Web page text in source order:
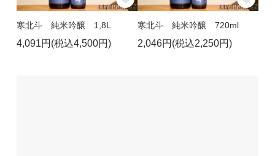
寒北斗 純米吟醸 1,8L
4,091円(税込4,500円)
寒北斗 純米吟醸 720ml
2,046円(税込2,250円)